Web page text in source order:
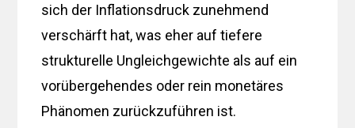
sich der Inflationsdruck zunehmend
verschärft hat, was eher auf tiefere
strukturelle Ungleichgewichte als auf ein
vorübergehendes oder rein monetäres
Phänomen zurückzuführen ist.